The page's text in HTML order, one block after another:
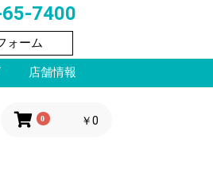
7400
ォーム
店舗情報
0 ￥0